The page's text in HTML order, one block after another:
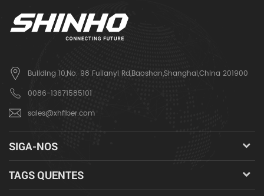
Building 10,No. 98 Fulianyi Rd,Baoshan,Shanghai,China 201900
0086-13671585101
sales@xhfiber.com
SIGA-NOS
TAGS QUENTES